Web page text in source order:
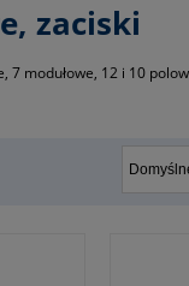
zaciski
modułowe, 12 i 10